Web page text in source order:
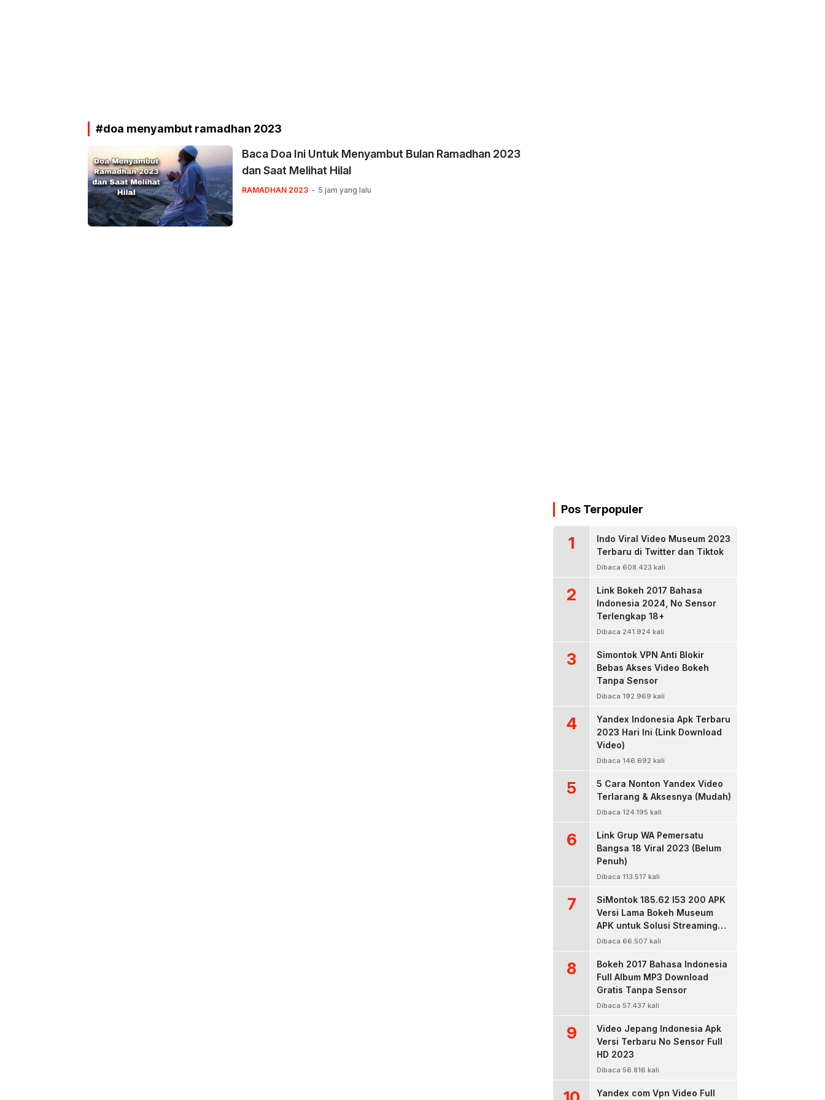
#doa menyambut ramadhan 2023
Baca Doa Ini Untuk Menyambut Bulan Ramadhan 2023
dan Saat Melihat Hilal
RAMADHAN 2023 5 jam yang lalu
Pos Terpopuler
1
Indo Viral Video Museum 2023
Terbaru di Twitter dan Tiktok
Dibaca 608.423 kali
2
Link Bokeh 2017 Bahasa
Indonesia 2024, No Sensor
Terlengkap 18+
Dibaca 241.924 kali
3
Simontok VPN Anti Blokir
Bebas Akses Video Bokeh
Tanpa Sensor
Dibaca 192.969 kali
4
Yandex Indonesia Apk Terbaru
2023 Hari Ini (Link Download
Video)
Dibaca 146.692 kali
5
5 Cara Nonton Yandex Video
Terlarang & Aksesnya (Mudah)
Dibaca 124.195 kali
6
Link Grup WA Pemersatu
Bangsa 18 Viral 2023 (Belum
Penuh)
Dibaca 113.517 kali
7
SiMontok 185.62 l53 200 APK
Versi Lama Bokeh Museum
APK untuk Solusi Streaming
Video Bokeh Tanpa Batas
Dibaca 66.507 kali
8
Bokeh 2017 Bahasa Indonesia
Full Album MP3 Download
Gratis Tanpa Sensor
Dibaca 57.437 kali
9
Video Jepang Indonesia Apk
Versi Terbaru No Sensor Full
HD 2023
Dibaca 56.816 kali
Yandex com Vpn Video Full